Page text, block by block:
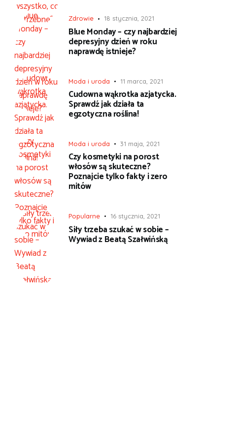
Zdrowie 18 stycznia, 2021
Blue Monday – czy najbardziej
depresyjny dzień w roku
naprawdę istnieje?
Moda i uroda 11 marca, 2021
Cudowna wąkrotka azjatycka.
Sprawdź jak działa ta
egzotyczna roślina!
Moda i uroda 31 maja, 2021
Czy kosmetyki na porost
włosów są skuteczne?
Poznajcie tylko fakty i zero
mitów
Popularne 16 stycznia, 2021
Siły trzeba szukać w sobie –
Wywiad z Beatą Szałwińską